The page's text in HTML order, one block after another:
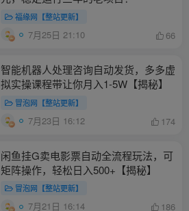
福缘网【整站更新】
7月25日 21:10 66
智能机器人处理咨询自动发货，多多虚
拟实操课程带让你月入1-5W【揭秘】
冒泡网【整站更新】
7月23日 16:12 174
闲鱼挂G卖电影票自动全流程玩法，可
矩阵操作，轻松日入500+【揭秘】
冒泡网【整站更新】
7月21日 16:14 186